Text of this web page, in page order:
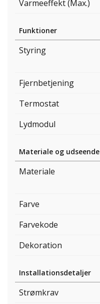
Varmeeffekt (Max.)
Funktioner
Styring
Fjernbetjening
Termostat
Lydmodul
Materiale og udseende
Materiale
Farve
Farvekode
Dekoration
Installationsdetaljer
Strømkrav